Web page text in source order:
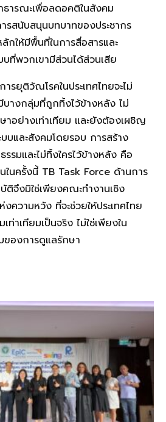
ารณะเพื่อลดอคติในสังคม
สนับสนุนบทบาทของประชากร
กให้มีพื้นที่ในการสื่อสารและ
ที่พวกเขามีส่วนได้ส่วนเสีย
รยุติวัณโรคในประเทศไทยจะไม่
างกลุ่มที่ถูกทิ้งไว้ข้างหลัง ไม่
าอย่างเท่าเทียม และยังต้องเผชิญ
บและสังคมโดยรอบ การสร้าง
รมและไม่ทิ้งใครไว้ข้างหลัง คือ
ในครั้งนี้ TB Task Force ด้านการ
ติจึงมิใช่เพียงคณะทำงานเชิง
ความหวัง ที่จะช่วยให้ประเทศไทย
ท่าเทียมเป็นจริง ไม่ใช่เพียงใน
ของการดูแลรักษา